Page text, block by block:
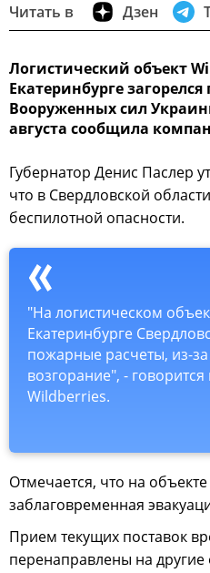
Читать в Дзен
Логистический объект
Екатеринбурге
Вооруженных сил
августа сообщила
Губернатор Денис Паслер
что в Свердловской
беспилотной опасности.
"На логистическом
Екатеринбурге
пожарные расчеты, из-
возгорание", -
Wildberries.
Отмечается, что на
заблаговременная
Прием текущих поставок
перенаправлены на